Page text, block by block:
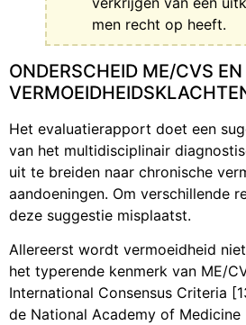
men recht op heeft.
ONDERSCHEID ME/CVS EN
Het evaluatierapport doet een
van het multidisciplinair
uit te breiden naar chronische
aandoeningen. Om verschillende
deze suggestie misplaatst.
Allereerst wordt vermoeidheid
het typerende kenmerk van ME/
International Consensus Criteria
de National Academy of Medicine